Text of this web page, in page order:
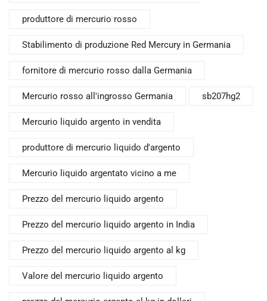
produttore di mercurio rosso
Stabilimento di produzione Red Mercury in Germania
fornitore di mercurio rosso dalla Germania
Mercurio rosso all'ingrosso Germania sb207hg2
Mercurio liquido argento in vendita
produttore di mercurio liquido d'argento
Mercurio liquido argentato vicino a me
Prezzo del mercurio liquido argento
Prezzo del mercurio liquido argento in India
Prezzo del mercurio liquido argento al kg
Valore del mercurio liquido argento